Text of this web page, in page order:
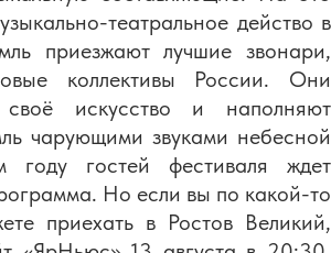
театральное действо в
приезжают лучшие звонари,
коллективы России. Они
своё искусство и наполняют
чарующими звуками небесной
году гостей фестиваля ждет
Но если вы по какой-то
приехать в Ростов Великий,